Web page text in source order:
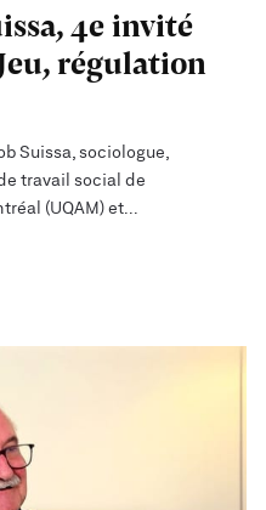
4e invité
régulation
Suissa, sociologue,
travail social de
(UQAM) et